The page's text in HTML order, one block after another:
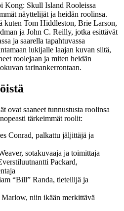
Kong: Skull Island Rooleissa
näyttelijät ja heidän roolinsa.
kuten Tom Hiddleston, Brie Larson,
ja John C. Reilly, jotka esittävät
ja saarella tapahtuvassa
lukijalle laajan kuvan siitä,
roolejaan ja miten heidän
tarinankerrontaan.
ovat saaneet tunnustusta roolinsa
tärkeimmät roolit:
Conrad, palkattu jäljittäjä ja
sotakuvaaja ja toimittaja
Packard,
“Bill” Randa, tieteilijä ja
niin ikään merkittävä